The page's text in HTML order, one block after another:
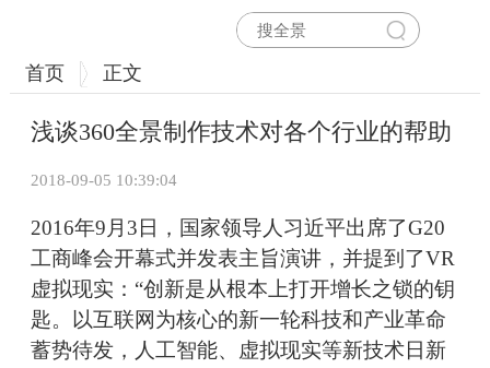
首页 正文
浅谈360全景制作技术对各个行业的帮助
2018-09-05 10:39:04
2016年9月3日，国家领导人习近平出席了G20
工商峰会开幕式并发表主旨演讲，并提到了VR
虚拟现实：“创新是从根本上打开增长之锁的钥
匙。以互联网为核心的新一轮科技和产业革命
蓄势待发，人工智能、虚拟现实等新技术日新